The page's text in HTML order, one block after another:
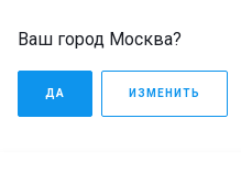
Ваш город Москва?
ДА ИЗМЕНИТЬ